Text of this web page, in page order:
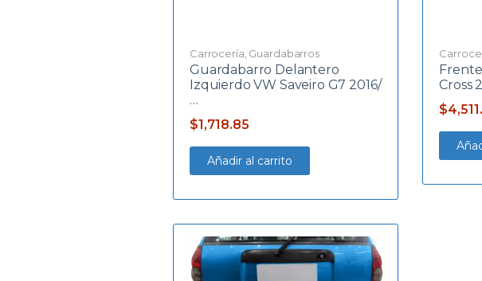
Carrocería Guardabarros
Guardabarro Delantero
Izquierdo VW Saveiro G7 2016/
…
$1,718.85
Añadir al carrito
Cross
$